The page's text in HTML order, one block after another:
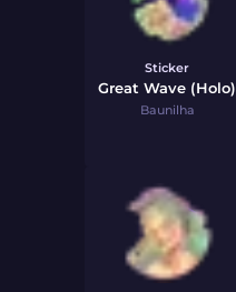
Sticker
Great Wave (Holo)
Baunilha